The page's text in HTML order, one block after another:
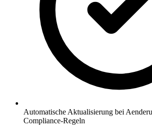
Automatische Aktualisierung bei
Compliance-Regeln